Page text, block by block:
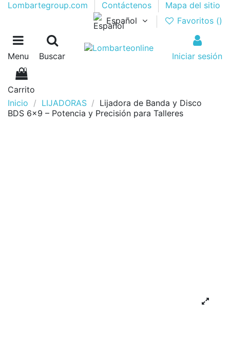
Lombartegroup.com Contáctenos
Mapa del sitio
Español
Favoritos ()
Menu Buscar Iniciar sesión
0
Carrito
Inicio
LIJADORAS
Lijadora de Banda y Disco
BDS 6x9 – Potencia y Precisión para Talleres